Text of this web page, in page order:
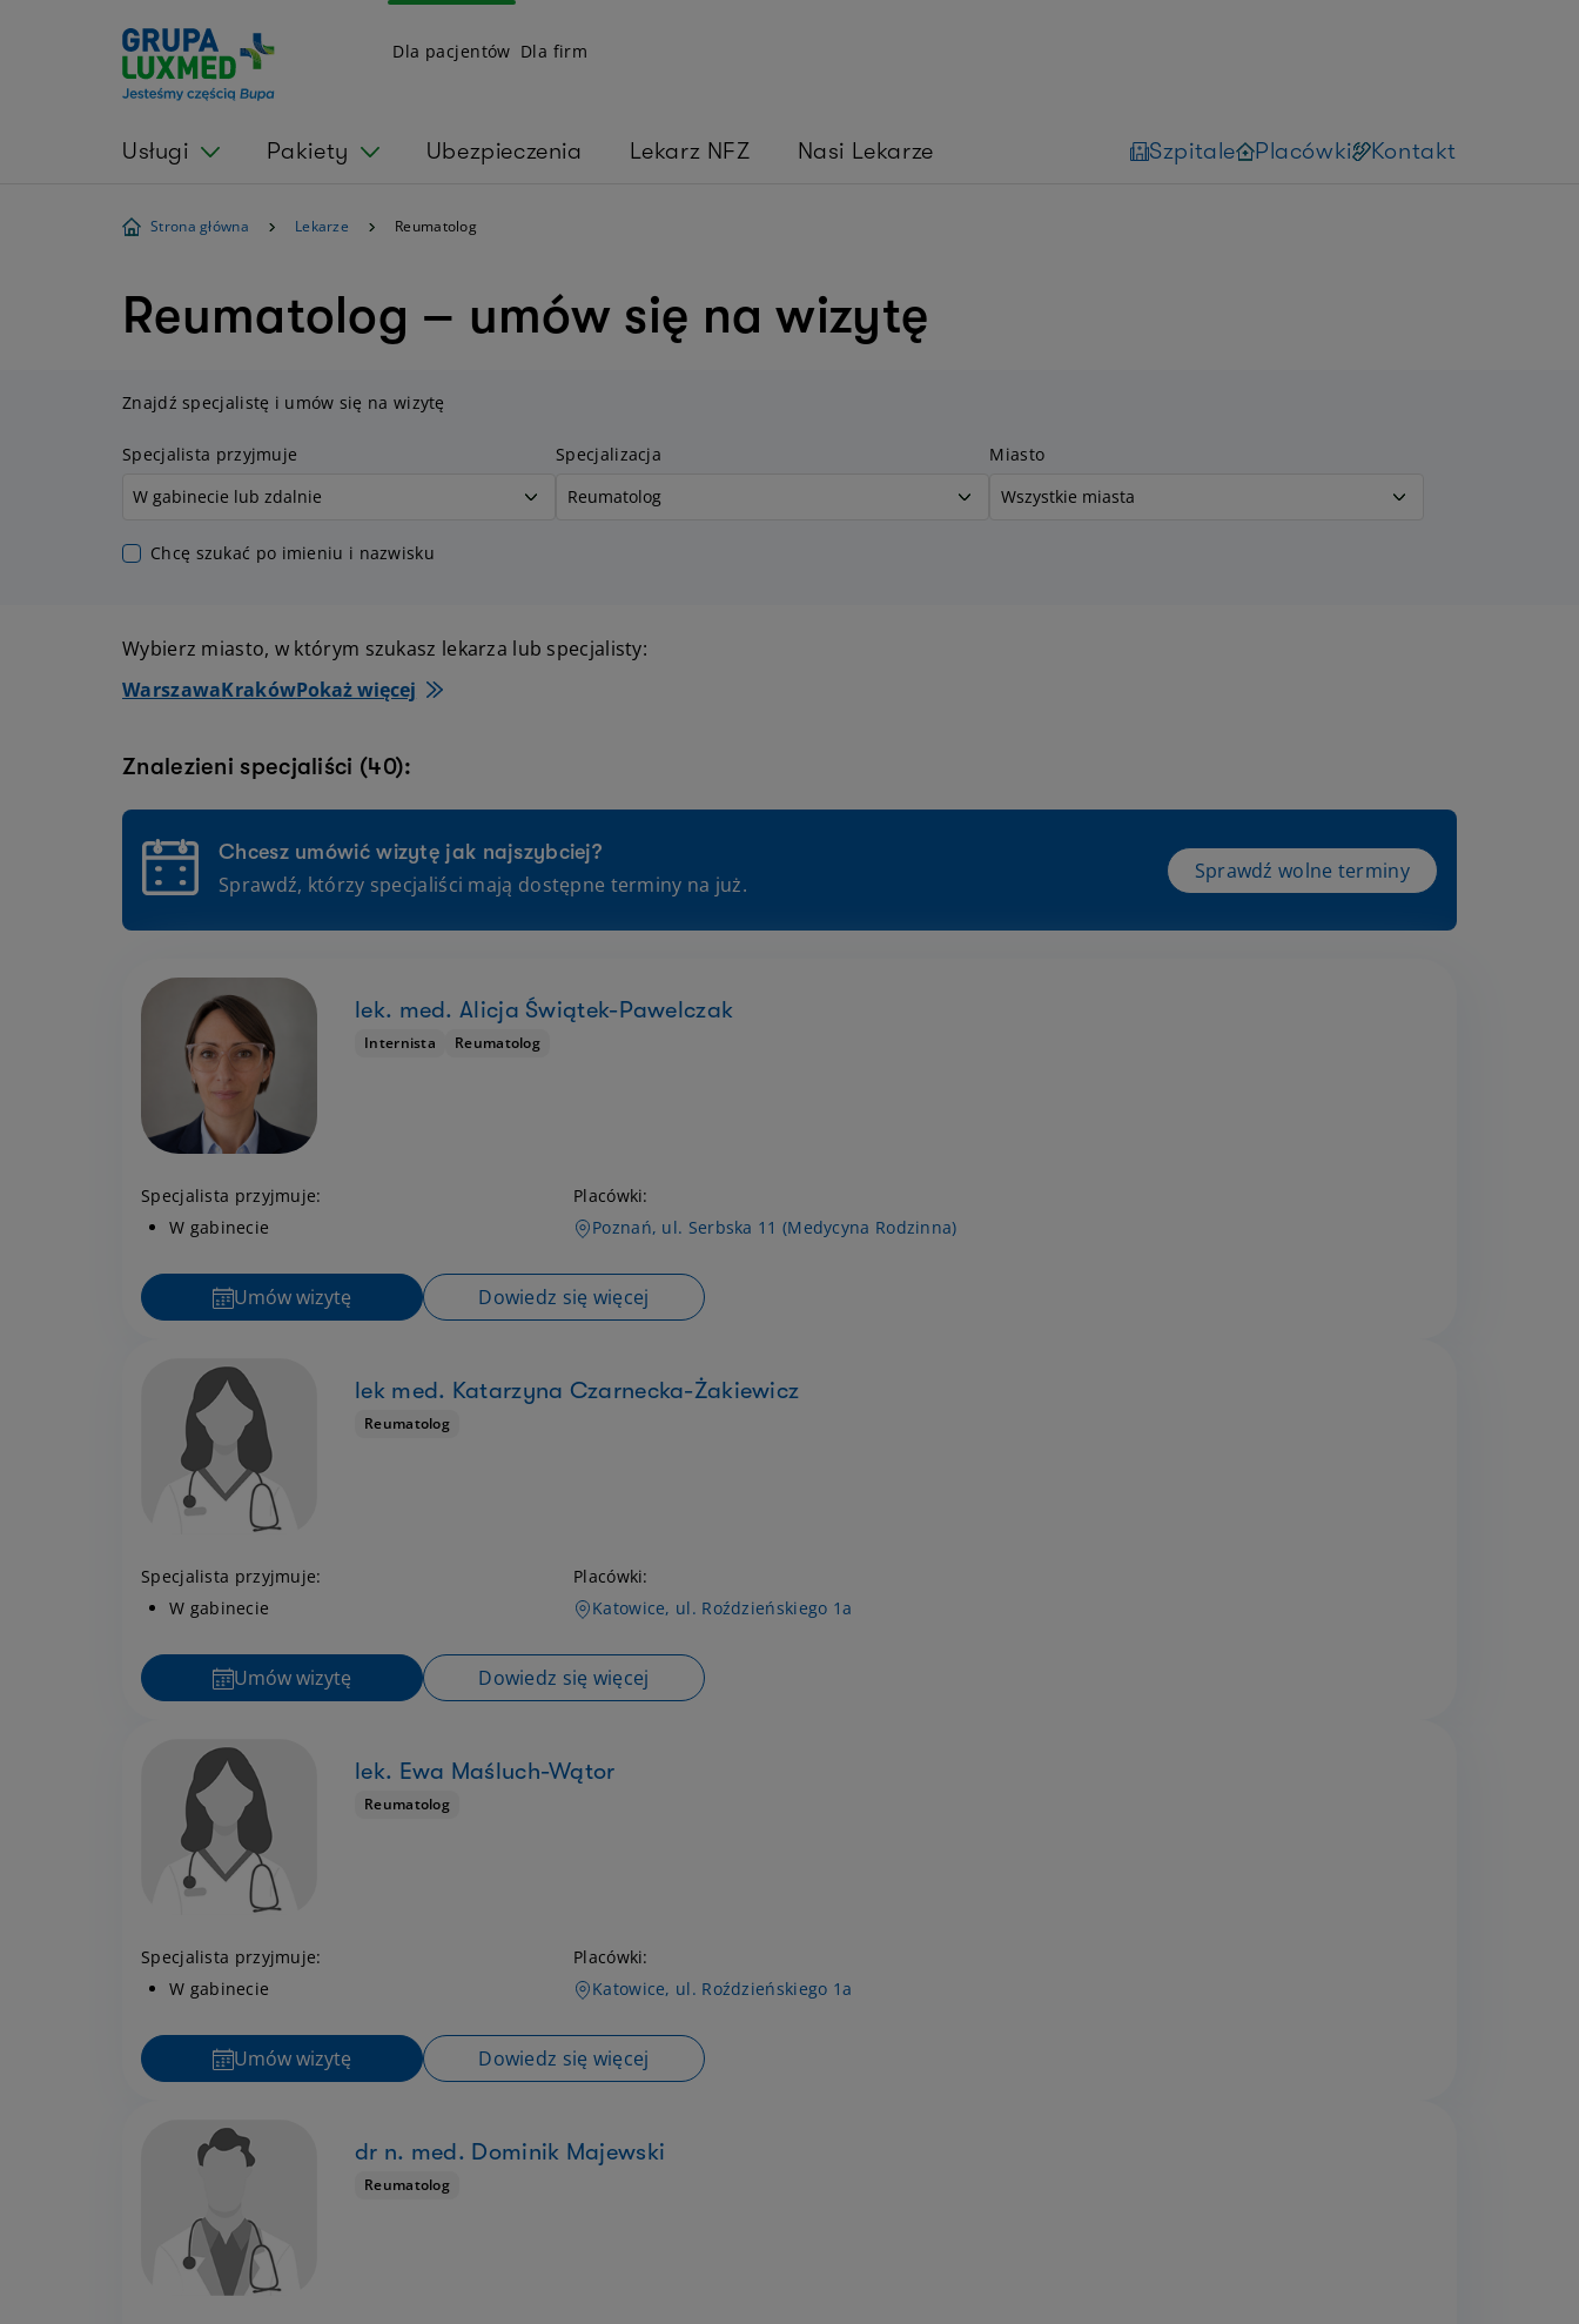
Dla pacjentów Dla firm
Usługi Pakiety Ubezpieczenia Lekarz NFZ Nasi Lekarze Szpitale Placówki Kontakt
Strona główna Lekarze Reumatolog
Reumatolog – umów się na wizytę
Znajdź specjalistę i umów się na wizytę
Specjalista przyjmuje Specjalizacja Miasto
Chcę szukać po imieniu i nazwisku
Wybierz miasto, w którym szukasz lekarza lub specjalisty:
WarszawaKrakówPokaż więcej
Znalezieni specjaliści (40):
Chcesz umówić wizytę jak najszybciej?
Sprawdź, którzy specjaliści mają dostępne terminy na już.
Sprawdź wolne terminy
lek. med. Alicja Świątek-Pawelczak
Internista Reumatolog
Specjalista przyjmuje:
W gabinecie
Placówki:
Poznań, ul. Serbska 11 (Medycyna Rodzinna)
Umów wizytę Dowiedz się więcej
lek med. Katarzyna Czarnecka-Żakiewicz
Reumatolog
Specjalista przyjmuje:
W gabinecie
Placówki:
Katowice, ul. Roździeńskiego 1a
Umów wizytę Dowiedz się więcej
lek. Ewa Maśluch-Wątor
Reumatolog
Specjalista przyjmuje:
W gabinecie
Placówki:
Katowice, ul. Roździeńskiego 1a
Umów wizytę Dowiedz się więcej
dr n. med. Dominik Majewski
Reumatolog